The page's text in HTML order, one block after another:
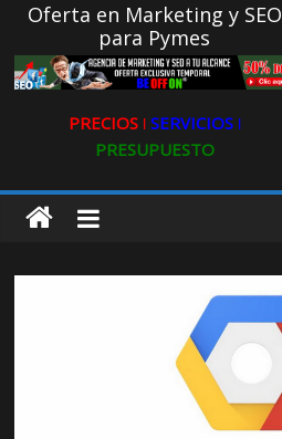
Oferta en Marketing y SEO
para Pymes
PRECIOS ǀ SERVICIOS ǀ
PRESUPUESTO